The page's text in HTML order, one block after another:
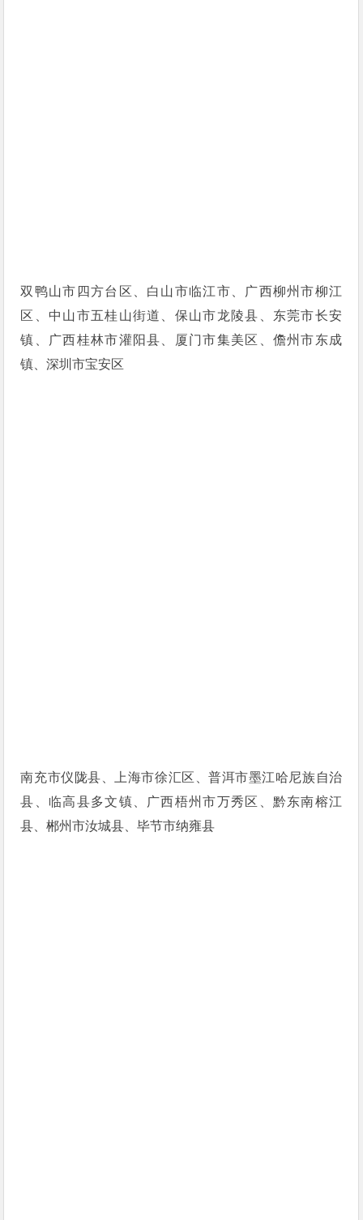
双鸭山市四方台区、白山市临江市、广西柳州市柳江
区、中山市五桂山街道、保山市龙陵县、东莞市长安
镇、广西桂林市灌阳县、厦门市集美区、儋州市东成
镇、深圳市宝安区
南充市仪陇县、上海市徐汇区、普洱市墨江哈尼族自治
县、临高县多文镇、广西梧州市万秀区、黔东南榕江
县、郴州市汝城县、毕节市纳雍县